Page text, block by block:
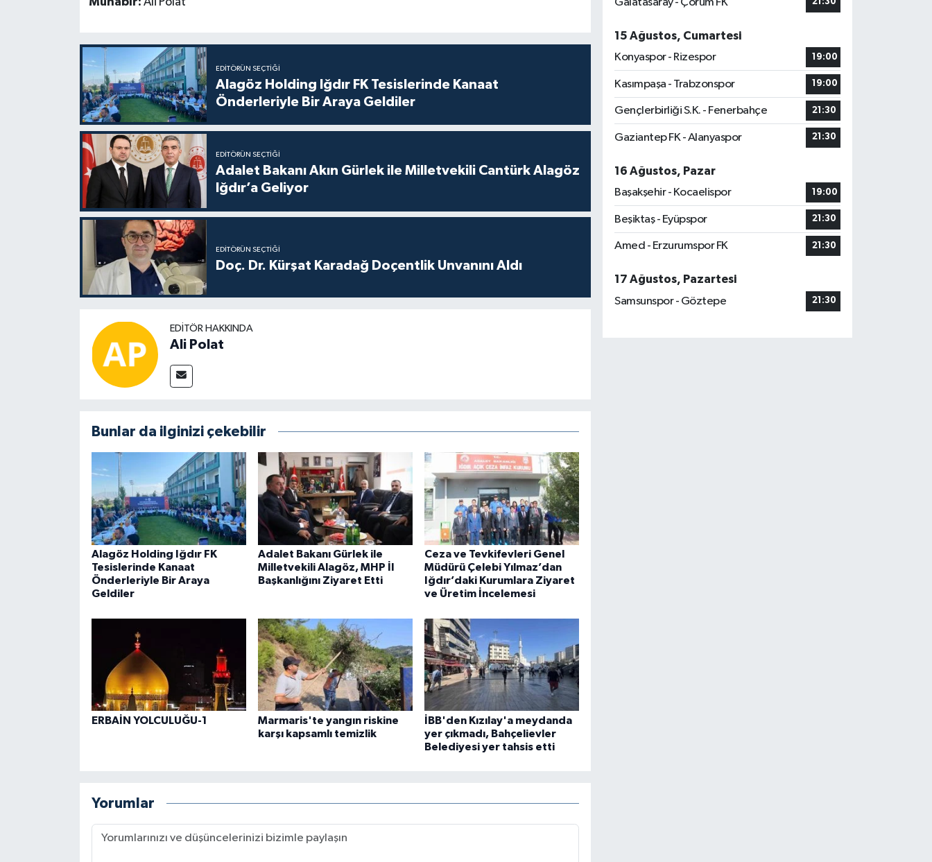
EDITÖRÜN SEÇTIĞI
Alagöz Holding Iğdır FK Tesislerinde Kanaat
Önderleriyle Bir Araya Geldiler
EDITÖRÜN SEÇTIĞI
Adalet Bakanı Akın Gürlek ile Milletvekili Cantürk Alagöz
Iğdır’a Geliyor
EDITÖRÜN SEÇTIĞI
Doç. Dr. Kürşat Karadağ Doçentlik Unvanını Aldı
EDITÖR HAKKINDA
Ali Polat
Bunlar da ilginizi çekebilir
Alagöz Holding Iğdır FK
Tesislerinde Kanaat
Önderleriyle Bir Araya
Geldiler
Adalet Bakanı Gürlek ile
Milletvekili Alagöz, MHP İl
Başkanlığını Ziyaret Etti
Ceza ve Tevkifevleri Genel
Müdürü Çelebi Yılmaz’dan
Iğdır’daki Kurumlara Ziyaret
ve Üretim İncelemesi
ERBAİN YOLCULUĞU-1
Marmaris'te yangın riskine
karşı kapsamlı temizlik
İBB'den Kızılay'a meydanda
yer çıkmadı, Bahçelievler
Belediyesi yer tahsis etti
Yorumlar
15 Ağustos, Cumartesi
Konyaspor - Rizespor
19:00
Kasımpaşa - Trabzonspor 19:00
Gençlerbirliği S.K. - Fenerbahçe 21:30
Gaziantep FK - Alanyaspor 21:30
16 Ağustos, Pazar
Başakşehir - Kocaelispor
19:00
Beşiktaş - Eyüpspor 21:30
Amed - Erzurumspor FK 21:30
17 Ağustos, Pazartesi
Samsunspor - Göztepe
21:30